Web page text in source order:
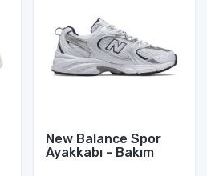
New Balance Spor
Ayakkabı - Bakım